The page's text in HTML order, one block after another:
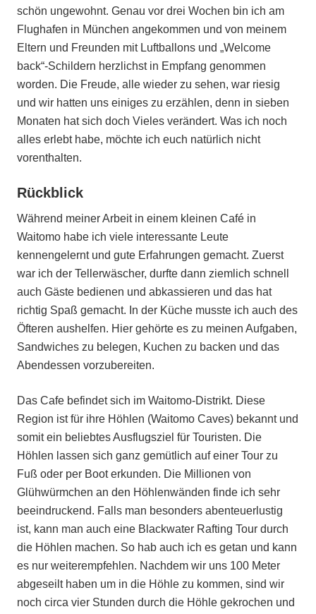
schön ungewohnt. Genau vor drei Wochen bin ich am
Flughafen in München angekommen und von meinem
Eltern und Freunden mit Luftballons und „Welcome
back“-Schildern herzlichst in Empfang genommen
worden. Die Freude, alle wieder zu sehen, war riesig
und wir hatten uns einiges zu erzählen, denn in sieben
Monaten hat sich doch Vieles verändert. Was ich noch
alles erlebt habe, möchte ich euch natürlich nicht
vorenthalten.
Rückblick
Während meiner Arbeit in einem kleinen Café in
Waitomo habe ich viele interessante Leute
kennengelernt und gute Erfahrungen gemacht. Zuerst
war ich der Tellerwäscher, durfte dann ziemlich schnell
auch Gäste bedienen und abkassieren und das hat
richtig Spaß gemacht. In der Küche musste ich auch des
Öfteren aushelfen. Hier gehörte es zu meinen Aufgaben,
Sandwiches zu belegen, Kuchen zu backen und das
Abendessen vorzubereiten.
Das Cafe befindet sich im Waitomo-Distrikt. Diese
Region ist für ihre Höhlen (Waitomo Caves) bekannt und
somit ein beliebtes Ausflugsziel für Touristen. Die
Höhlen lassen sich ganz gemütlich auf einer Tour zu
Fuß oder per Boot erkunden. Die Millionen von
Glühwürmchen an den Höhlenwänden finde ich sehr
beeindruckend. Falls man besonders abenteuerlustig
ist, kann man auch eine Blackwater Rafting Tour durch
die Höhlen machen. So hab auch ich es getan und kann
es nur weiterempfehlen. Nachdem wir uns 100 Meter
abgeseilt haben um in die Höhle zu kommen, sind wir
noch circa vier Stunden durch die Höhle gekrochen und